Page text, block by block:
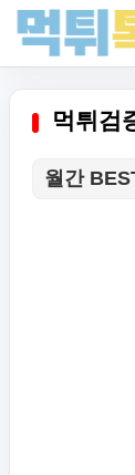
먹튀검
월간